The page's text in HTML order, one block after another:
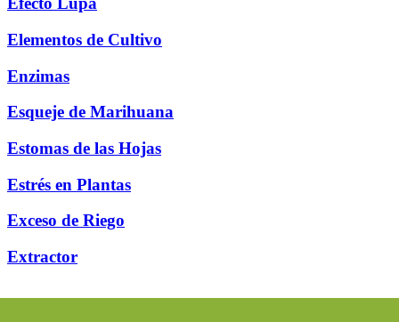
Elementos de Cultivo
Enzimas
Esqueje de Marihuana
Estomas de las Hojas
Estrés en Plantas
Exceso de Riego
Extractor